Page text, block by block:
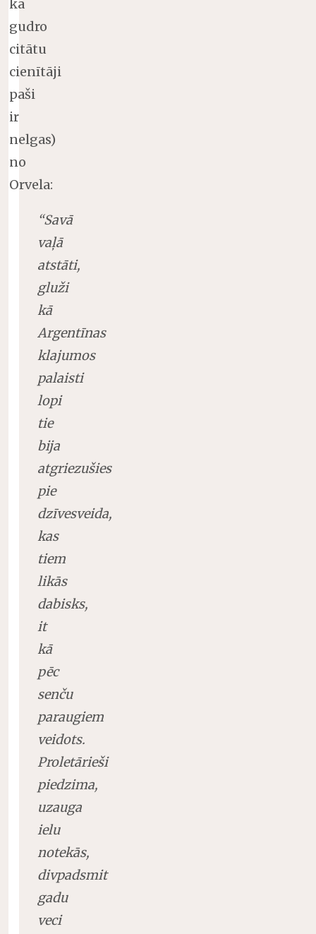
ka
gudro
citātu
cienītāji
paši
ir
nelgas)
no
Orvela:
“Savā
vaļā
atstāti,
gluži
kā
Argentīnas
klajumos
palaisti
lopi
tie
bija
atgriezušies
pie
dzīvesveida,
kas
tiem
likās
dabisks,
it
kā
pēc
senču
paraugiem
veidots.
Proletārieši
piedzima,
uzauga
ielu
notekās,
divpadsmit
gadu
veci